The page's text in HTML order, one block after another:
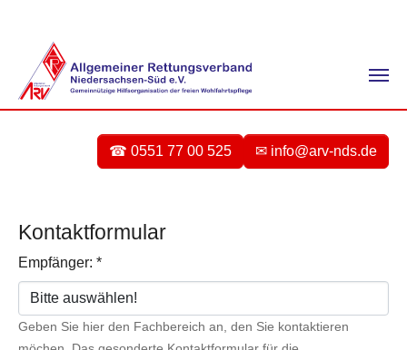
☎ 0551 77 00 525 ✉ info@arv-nds.de
Kontaktformular
Empfänger: *
Geben Sie hier den Fachbereich an, den Sie kontaktieren